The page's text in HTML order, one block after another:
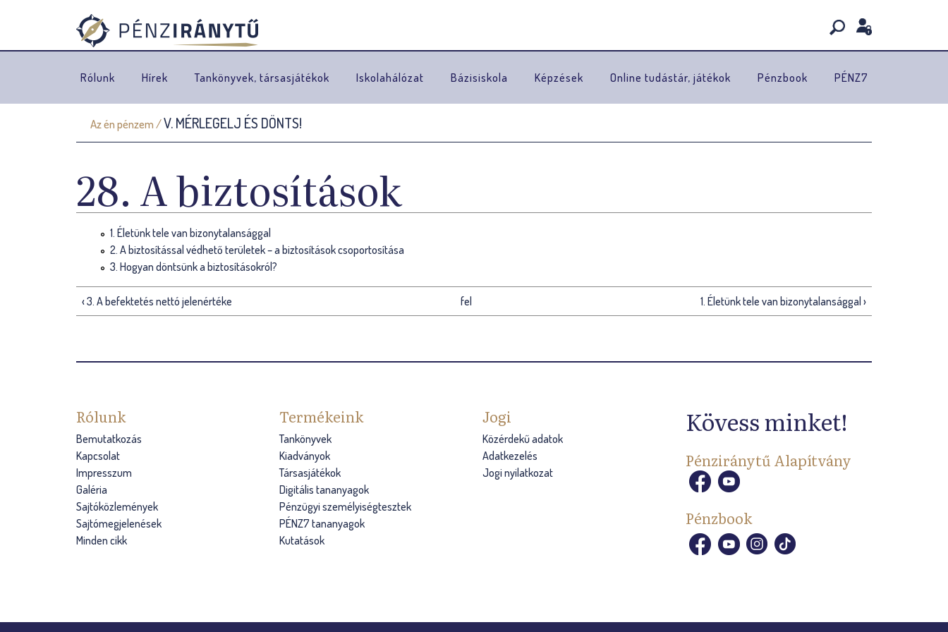
Rólunk Hírek Tankönyvek, társasjátékok Iskolahálózat Bázisiskola Képzések Online tudástár, játékok Pénzbook PÉNZ7
J
l
e
e
g
i
e
l
y
Az én pénzem/V. MÉRLEGELJ ÉS DÖNTS!
28. A biztosítások
1. Életünk tele van bizonytalansággal
2. A biztosítással védhető területek – a biztosítások csoportosítása
3. Hogyan döntsünk a biztosításokról?
‹ 3. A befektetés nettó jelenértéke fel 1. Életünk tele van bizonytalansággal ›
Rólunk
Bemutatkozás
Kapcsolat
Impresszum
Galéria
Sajtóközlemények
Sajtómegjelenések
Minden cikk
Termékeink
Tankönyvek
Kiadványok
Társasjátékok
Digitális tananyagok
Pénzügyi személyiségtesztek
PÉNZ7 tananyagok
Kutatások
Jogi
Közérdekű adatok
Adatkezelés
Jogi nyilatkozat
Kövess minket!
Pénziránytű Alapítvány
Pénzbook